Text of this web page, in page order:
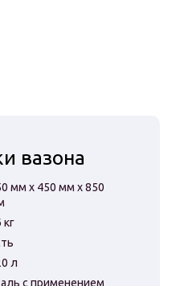
вазона
мм х 450 мм х 850
кг
л
с применением